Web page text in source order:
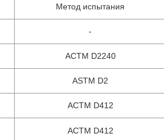
Метод испытания
-
АСТМ D2240
ASTM D2
АСТМ D412
АСТМ D412